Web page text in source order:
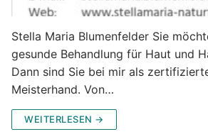
Stella Maria Blumenfelder Sie
gesunde Behandlung für Haut und
Dann sind Sie bei mir als
Meisterhand. Von…
WEITERLESEN →